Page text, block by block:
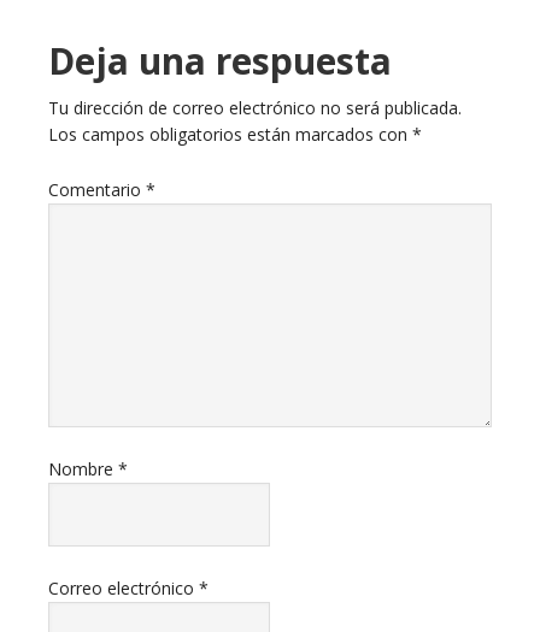
Deja una respuesta
Tu dirección de correo electrónico no será publicada.
Los campos obligatorios están marcados con *
Comentario *
Nombre *
Correo electrónico *